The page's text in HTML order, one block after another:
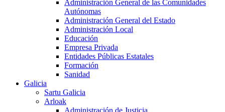
Administración General de las Comunidades
Autónomas
Administración General del Estado
Administración Local
Educación
Empresa Privada
Entidades Públicas Estatales
Formación
Sanidad
Galicia
Sartu Galicia
Arloak